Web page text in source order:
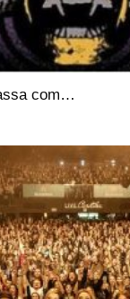
com…